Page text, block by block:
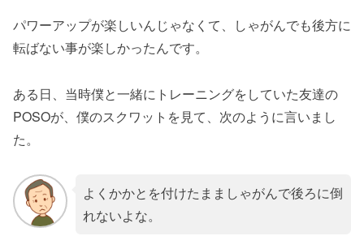
パワーアップが楽しいんじゃなくて、しゃがんでも後方に
転ばない事が楽しかったんです。
ある日、当時僕と一緒にトレーニングをしていた友達の
POSOが、僕のスクワットを見て、次のように言いまし
た。
よくかかとを付けたまましゃがんで後ろに倒
れないよな。